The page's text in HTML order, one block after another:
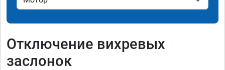
Отключение вихревых
заслонок